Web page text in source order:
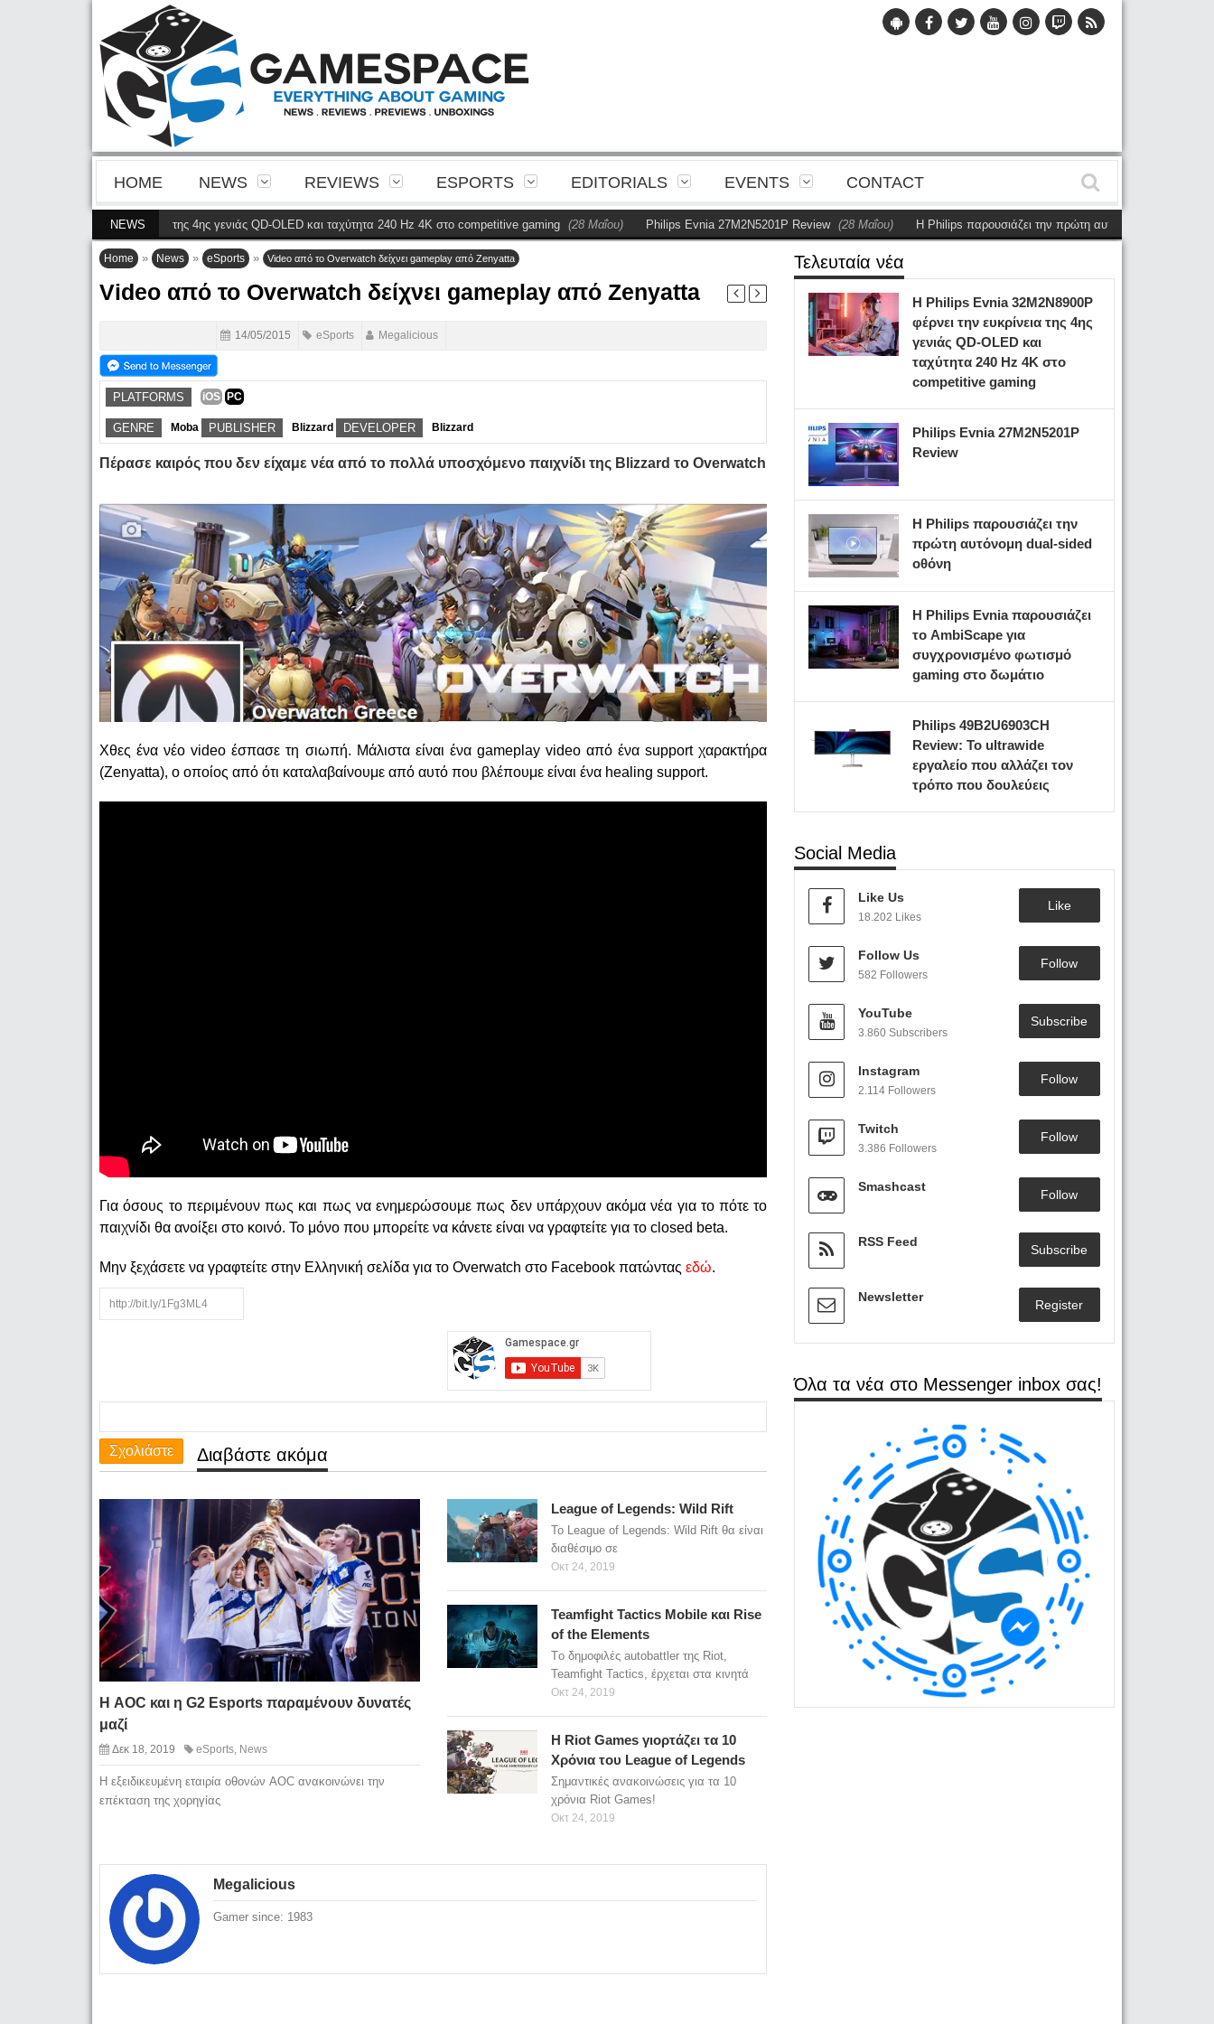
HOME NEWS REVIEWS ESPORTS EDITORIALS EVENTS CONTACT
NEWS
φέρνει την ευκρίνεια της 4ης γενιάς QD-OLED και ταχύτητα 240 Hz 4K στο competitive gaming (28 Μαΐου) Philips Evnia 27M2N5201P Review (28 Μαΐου) Η Philips παρουσιάζει την πρώτη αυτόνομη dual-sided οθόνη
Home » News » eSports » Video από το Overwatch δείχνει gameplay από Zenyatta
Video από το Overwatch δείχνει gameplay από Zenyatta
14/05/2015 eSports Megalicious
PLATFORMS iOS PC
GENRE Moba PUBLISHER Blizzard DEVELOPER Blizzard
Πέρασε καιρός που δεν είχαμε νέα από το πολλά υποσχόμενο παιχνίδι της Blizzard το Overwatch
Χθες ένα νέο video έσπασε τη σιωπή. Μάλιστα είναι ένα gameplay video από ένα support χαρακτήρα
(Zenyatta), ο οποίος από ότι καταλαβαίνουμε από αυτό που βλέπουμε είναι ένα healing support.
Για όσους το περιμένουν πως και πως να ενημερώσουμε πως δεν υπάρχουν ακόμα νέα για το πότε το
παιχνίδι θα ανοίξει στο κοινό. Το μόνο που μπορείτε να κάνετε είναι να γραφτείτε για το closed beta.
Μην ξεχάσετε να γραφτείτε στην Ελληνική σελίδα για το Overwatch στο Facebook πατώντας εδώ.
Σχολιάστε Διαβάστε ακόμα
Η AOC και η G2 Esports παραμένουν δυνατές
μαζί
Δεκ 18, 2019 eSports News
Η εξειδικευμένη εταιρία οθονών AOC ανακοινώνει την
επέκταση της χορηγίας
League of Legends: Wild Rift
Το League of Legends: Wild Rift θα είναι
διαθέσιμο σε
Οκτ 24, 2019
Teamfight Tactics Mobile και Rise
of the Elements
Tο δημοφιλές autobattler της Riot,
Teamfight Tactics, έρχεται στα κινητά
Οκτ 24, 2019
H Riot Games γιορτάζει τα 10
Χρόνια του League of Legends
Σημαντικές ανακοινώσεις για τα 10
χρόνια Riot Games!
Οκτ 24, 2019
Megalicious
Gamer since: 1983
Τελευταία νέα
Η Philips Evnia 32M2N8900P
φέρνει την ευκρίνεια της 4ης
γενιάς QD-OLED και
ταχύτητα 240 Hz 4K στο
competitive gaming
Philips Evnia 27M2N5201P
Review
Η Philips παρουσιάζει την
πρώτη αυτόνομη dual-sided
οθόνη
Η Philips Evnia παρουσιάζει
το AmbiScape για
συγχρονισμένο φωτισμό
gaming στο δωμάτιο
Philips 49B2U6903CH
Review: Το ultrawide
εργαλείο που αλλάζει τον
τρόπο που δουλεύεις
Social Media
Like Us
18.202 Likes
Like
Follow Us
582 Followers
Follow
YouTube
3.860 Subscribers
Subscribe
Instagram
2.114 Followers
Follow
Twitch
3.386 Followers
Follow
Smashcast
Follow
RSS Feed
Subscribe
Newsletter
Register
Όλα τα νέα στο Messenger inbox σας!